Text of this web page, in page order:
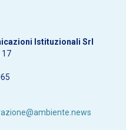
Istituzionali Srl
17